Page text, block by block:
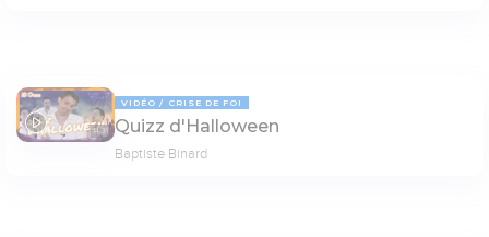
14:31
VIDÉO CRISE DE FOI
Quizz d'Halloween
Baptiste Binard